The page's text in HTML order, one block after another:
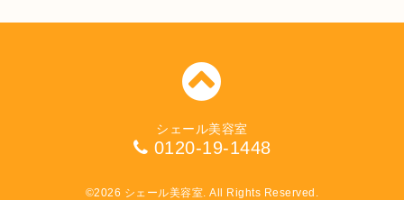
シェール美容室
0120-19-1448
©2026 シェール美容室. All Rights Reserved.